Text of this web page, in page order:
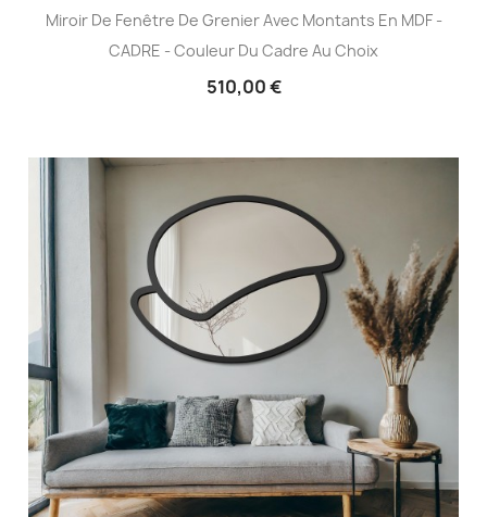
Miroir De Fenêtre De Grenier Avec Montants En MDF -
CADRE - Couleur Du Cadre Au Choix
510,00 €